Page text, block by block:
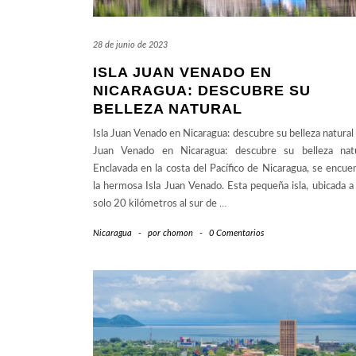
28 de junio de 2023
ISLA JUAN VENADO EN
NICARAGUA: DESCUBRE SU
BELLEZA NATURAL
Isla Juan Venado en Nicaragua: descubre su belleza natural
Juan Venado en Nicaragua: descubre su belleza
Enclavada en la costa del Pacífico de Nicaragua, se
la hermosa Isla Juan Venado. Esta pequeña isla, ubicada
solo 20 kilómetros al sur de …
Nicaragua - por chomon - 0 Comentarios